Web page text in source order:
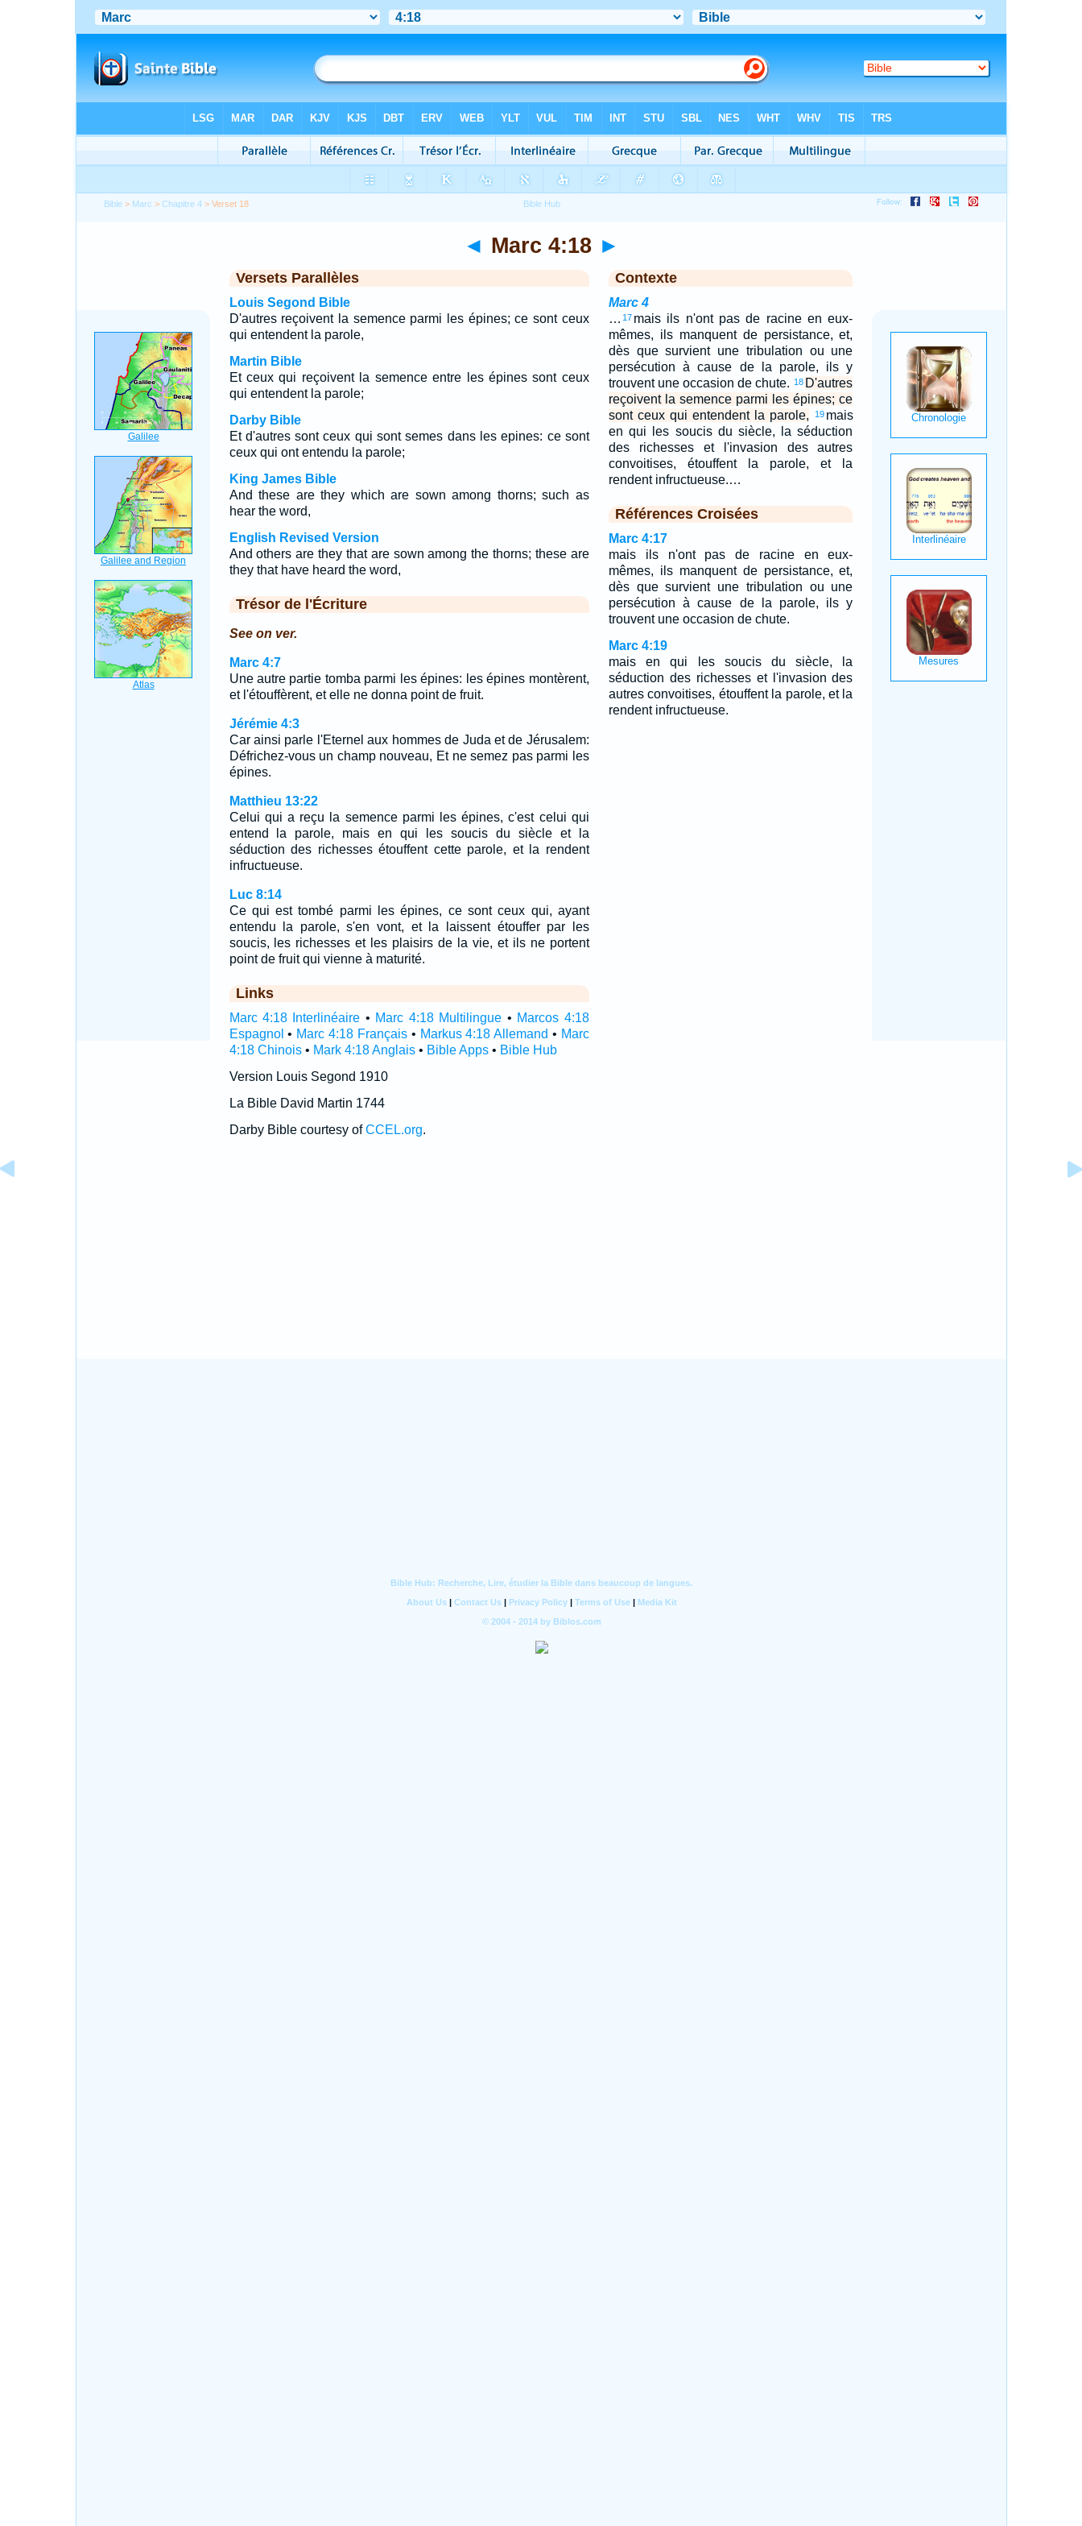
Bible > Marc >Chapitre 4 > Verset 18
◄ Marc 4:18 ►
Versets Parallèles
Louis Segond Bible
D'autres reçoivent la semence parmi les épines; ce sont ceux
qui entendent la parole,
Martin Bible
Et ceux qui reçoivent la semence entre les épines sont ceux
qui entendent la parole;
Darby Bible
Et d'autres sont ceux qui sont semes dans les epines: ce sont
ceux qui ont entendu la parole;
King James Bible
And these are they which are sown among thorns; such as
hear the word,
English Revised Version
And others are they that are sown among the thorns; these are
they that have heard the word,
Trésor de l'Écriture
See on ver.
Marc 4:7
Une autre partie tomba parmi les épines: les épines montèrent,
et l'étouffèrent, et elle ne donna point de fruit.
Jérémie 4:3
Car ainsi parle l'Eternel aux hommes de Juda et de Jérusalem:
Défrichez-vous un champ nouveau, Et ne semez pas parmi les
épines.
Matthieu 13:22
Celui qui a reçu la semence parmi les épines, c'est celui qui
entend la parole, mais en qui les soucis du siècle et la
séduction des richesses étouffent cette parole, et la rendent
infructueuse.
Luc 8:14
Ce qui est tombé parmi les épines, ce sont ceux qui, ayant
entendu la parole, s'en vont, et la laissent étouffer par les
soucis, les richesses et les plaisirs de la vie, et ils ne portent
point de fruit qui vienne à maturité.
Links
Marc 4:18 Interlinéaire • Marc 4:18 Multilingue • Marcos 4:18
Espagnol • Marc 4:18 Français• Markus 4:18 Allemand • Marc
4:18 Chinois• Mark 4:18 Anglais• Bible Apps• Bible Hub
Version Louis Segond 1910
La Bible David Martin 1744
Darby Bible courtesy ofCCEL.org.
Contexte
Marc 4
… 17 mais ils n'ont pas de racine en eux-
mêmes, ils manquent de persistance, et,
dès que survient une tribulation ou une
persécution à cause de la parole, ils y
trouvent une occasion de chute. 18 D'autres
reçoivent la semence parmi les épines; ce
sont ceux qui entendent la parole,
19 mais
en qui les soucis du siècle, la séduction
des richesses et l'invasion des autres
convoitises, étouffent la parole, et la
rendent infructueuse.…
Références Croisées
Marc 4:17
mais ils n'ont pas de racine en eux-
mêmes, ils manquent de persistance, et,
dès que survient une tribulation ou une
persécution à cause de la parole, ils y
trouvent une occasion de chute.
Marc 4:19
mais en qui les soucis du siècle, la
séduction des richesses et l'invasion des
autres convoitises, étouffent la parole, et la
rendent infructueuse.